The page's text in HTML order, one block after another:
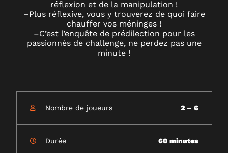
réflexion et de la manipulation !
–Plus réflexive, vous y trouverez de quoi faire
chauffer vos méninges !
–C’est l’enquête de prédilection pour les
passionnés de challenge, ne perdez pas une
minute !
Nombre de joueurs 2 – 6
Durée 60 minutes